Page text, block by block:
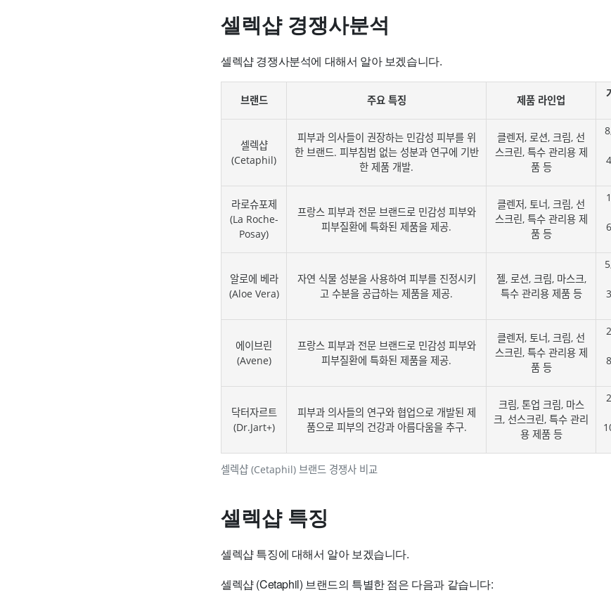
셀렉샵 경쟁사분석
셀렉샵 경쟁사분석에 대해서 알아 보겠습니다.
셀렉샵 (Cetaphil) 브랜드 경쟁사 비교
브랜드 주요 특징 제품 라인업
셀렉샵
(Cetaphil)
피부과 의사들이 권장하는 민감성 피부를 위
한 브랜드. 피부침범 없는 성분과 연구에 기반
한 제품 개발.
클렌저, 로션, 크림, 선
스크린, 특수 관리용 제
품 등
라로슈포제
(La Roche-
Posay)
프랑스 피부과 전문 브랜드로 민감성 피부와
피부질환에 특화된 제품을 제공.
클렌저, 토너, 크림, 선
스크린, 특수 관리용 제
품 등
알로에 베라
(Aloe Vera)
자연 식물 성분을 사용하여 피부를 진정시키
고 수분을 공급하는 제품을 제공.
젤, 로션, 크림, 마스크,
특수 관리용 제품 등
에이브린
(Avene)
프랑스 피부과 전문 브랜드로 민감성 피부와
피부질환에 특화된 제품을 제공.
클렌저, 토너, 크림, 선
스크린, 특수 관리용 제
품 등
닥터자르트
(Dr.Jart+)
피부과 의사들의 연구와 협업으로 개발된 제
품으로 피부의 건강과 아름다움을 추구.
크림, 톤업 크림, 마스
크, 선스크린, 특수 관리
용 제품 등
셀렉샵 특징
셀렉샵 특징에 대해서 알아 보겠습니다.
셀렉샵 (Cetaphil) 브랜드의 특별한 점은 다음과 같습니다: